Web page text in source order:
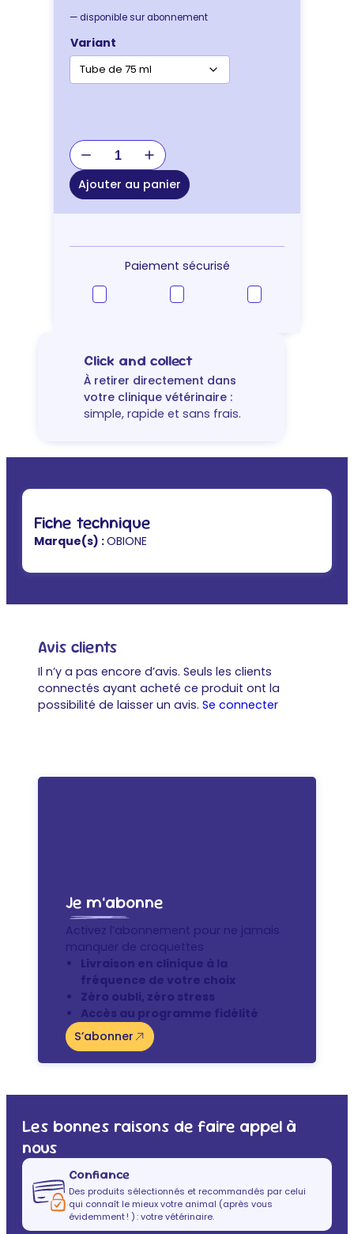
— disponible sur abonnement
Variant
quantité
de
Vetexpert
Pat'Expert
–
protection
Ajouter au panier
Paiement sécurisé
Click and collect
À retirer directement dans
votre clinique vétérinaire :
simple, rapide et sans frais.
Fiche technique
Marque(s) :OBIONE
Avis clients
Il n’y a pas encore d’avis. Seuls les clients
connectés ayant acheté ce produit ont la
possibilité de laisser un avis. Se connecter
Je m’abonne
Activez l’abonnement pour ne jamais
manquer de croquettes
Livraison en clinique à la
fréquence de votre choix
Zéro oubli, zéro stress
Accès au programme fidélité
S’abonner
Les bonnes raisons de faire appel à
nous
Confiance
Des produits sélectionnés et recommandés par celui
qui connaît le mieux votre animal (après vous
évidemment ! ) : votre vétérinaire.